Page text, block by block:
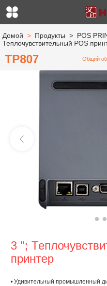
Домой > Продукты > POS
Теплочувствительный POS
TP807 Общий
3 ";
принтер
• Удивительный промышленный